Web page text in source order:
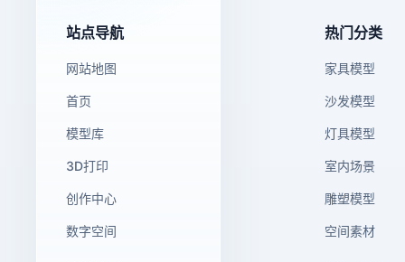
站点导航
网站地图
首页
模型库
3D打印
创作中心
数字空间
热门分类
家具模型
沙发模型
灯具模型
室内场景
雕塑模型
空间素材